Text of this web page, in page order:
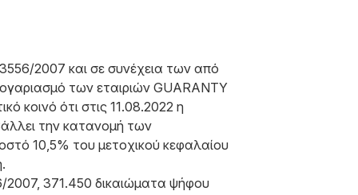
2007 και σε συνέχεια των από
των εταιριών GUARANTY
κοινό ότι στις 11.08.2022 η
την κατανομή των
10,5% του μετοχικού κεφαλαίου
2007, 371.450 δικαιώματα ψήφου